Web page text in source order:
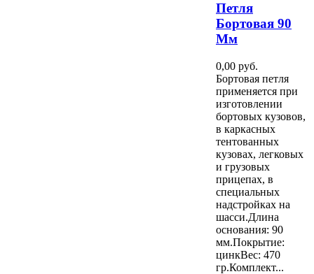
Петля
Бортовая 90
Мм
0,00 руб.
Бортовая петля
применяется при
изготовлении
бортовых кузовов,
в каркасных
тентованных
кузовах, легковых
и грузовых
прицепах, в
специальных
надстройках на
шасси.Длина
основания: 90
мм.Покрытие:
цинкВес: 470
гр.Комплект...